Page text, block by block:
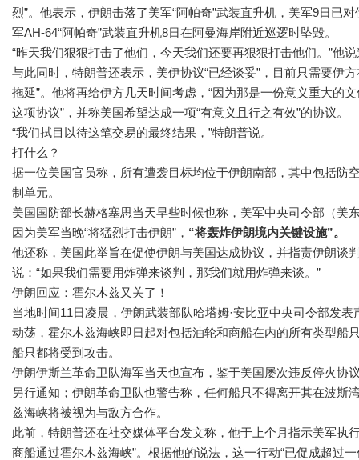
烈”。他表示，伊朗击落了美军“阿帕奇”武装直升机，美军9日已
军AH-64“阿帕奇”武装直升机8日在阿曼海岸附近巡逻时坠毁。
“昨天我们狠狠打击了他们，今天我们还要再狠狠打击他们。”他
与此同时，特朗普还表示，美伊协议“已经谈妥”，目前只需要伊方
拖延”。他将再给伊方几天时间考虑，“因为那是一份意义重大的
这项协议”，并称美国希望达成一项“有意义且行之有效”的协议。
“我们拭目以待这笔交易的最终结果，”特朗普说。
打什么？
据一位美国官员称，所有遭袭目标均位于伊朗南部，其中包括防
制单元。
美国国防部长赫格塞思当天早些时候也称，美军中央司令部（美
因为美军当晚“将猛烈打击伊朗”， “将轰炸伊朗境内关键设施”。
他还称，美国此举旨在促使伊朗与美国达成协议，并指责伊朗谈
说：“如果我们需要用炸弹来谈判，那我们就用炸弹来谈。”
伊朗回应：霍尔木兹又关了！
当地时间11日凌晨，伊朗武装部队哈塔姆·安比亚中央司令部发
动荡，霍尔木兹海峡即日起对包括油轮和商船在内的所有类型船
船只都将受到攻击。
伊朗伊斯兰革命卫队海军当天也宣布，鉴于美国屡次违反停火协
另行通知；伊朗革命卫队也警告称，任何船只不得离开其在波斯
兹海峡将被视为与敌方合作。
此前，特朗普还在社交媒体平台发文称，他于上个月指示美军执
商船通过霍尔木兹海峡”。根据他的说法，这一行动“已促成超过